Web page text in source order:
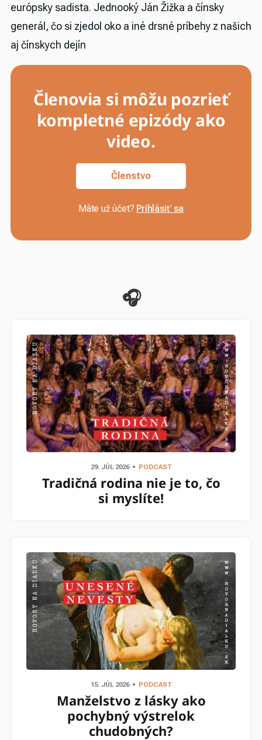
európsky sadista. Jednooký Ján Žižka a čínsky
generál, čo si zjedol oko a iné drsné príbehy z našich
aj čínskych dejín
Členovia si môžu pozrieť
kompletné epizódy ako
video.
Členstvo
Máte už účet? Prihlásiť sa
🎧
29. JÚL 2026 PODCAST
Tradičná rodina nie je to, čo
si myslíte!
15. JÚL 2026 PODCAST
Manželstvo z lásky ako
pochybný výstrelok
chudobných?